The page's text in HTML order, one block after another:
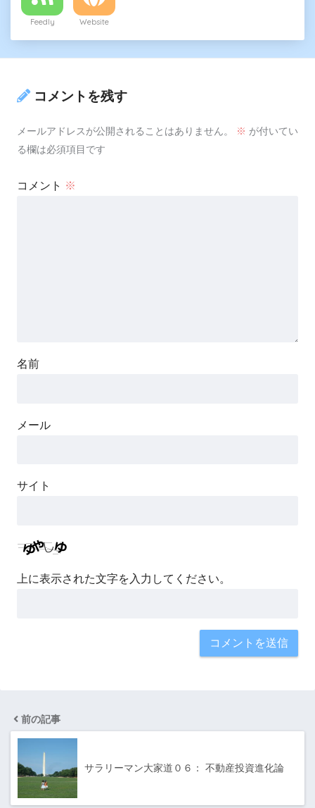
Feedly Website
コメントを残す
メールアドレスが公開されることはありません。 ※ が付いてい
る欄は必須項目です
コメント ※
名前
メール
サイト
上に表示された文字を入力してください。
前の記事
サラリーマン大家道０６： 不動産投資進化論